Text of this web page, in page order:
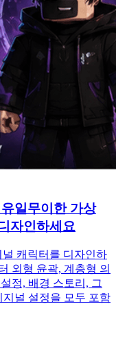
일무이한 가상
자인하세요
캐릭터를 디자인하
외형 윤곽, 계층형 의
정, 배경 스토리, 그
널 설정을 모두 포함